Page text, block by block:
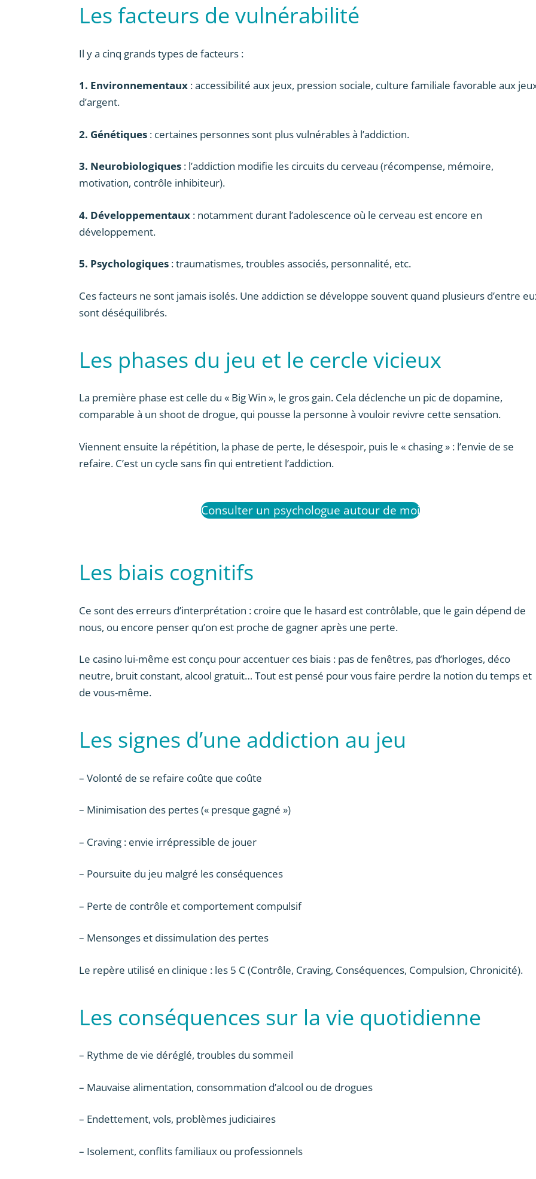
Les facteurs de vulnérabilité
Il y a cinq grands types de facteurs :
1. Environnementaux : accessibilité aux jeux, pression sociale, culture familiale favorable aux
d’argent.
2. Génétiques : certaines personnes sont plus vulnérables à l’addiction.
3. Neurobiologiques : l’addiction modifie les circuits du cerveau (récompense, mémoire,
motivation, contrôle inhibiteur).
4. Développementaux : notamment durant l’adolescence où le cerveau est encore en
développement.
5. Psychologiques : traumatismes, troubles associés, personnalité, etc.
Ces facteurs ne sont jamais isolés. Une addiction se développe souvent quand plusieurs d’entre
sont déséquilibrés.
Les phases du jeu et le cercle vicieux
La première phase est celle du « Big Win », le gros gain. Cela déclenche un pic de dopamine,
comparable à un shoot de drogue, qui pousse la personne à vouloir revivre cette sensation.
Viennent ensuite la répétition, la phase de perte, le désespoir, puis le « chasing » : l’envie de se
refaire. C’est un cycle sans fin qui entretient l’addiction.
Consulter un psychologue autour de moi
Les biais cognitifs
Ce sont des erreurs d’interprétation : croire que le hasard est contrôlable, que le gain dépend de
nous, ou encore penser qu’on est proche de gagner après une perte.
Le casino lui-même est conçu pour accentuer ces biais : pas de fenêtres, pas d’horloges, déco
neutre, bruit constant, alcool gratuit… Tout est pensé pour vous faire perdre la notion du temps et
de vous-même.
Les signes d’une addiction au jeu
– Volonté de se refaire coûte que coûte
– Minimisation des pertes (« presque gagné »)
– Craving : envie irrépressible de jouer
– Poursuite du jeu malgré les conséquences
– Perte de contrôle et comportement compulsif
– Mensonges et dissimulation des pertes
Le repère utilisé en clinique : les 5 C (Contrôle, Craving, Conséquences, Compulsion, Chronicité).
Les conséquences sur la vie quotidienne
– Rythme de vie déréglé, troubles du sommeil
– Mauvaise alimentation, consommation d’alcool ou de drogues
– Endettement, vols, problèmes judiciaires
– Isolement, conflits familiaux ou professionnels